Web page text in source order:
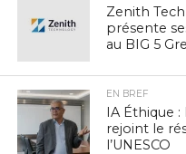
Zenith
présente
au BIG 5
EN BREF
IA Éthique
rejoint le
l’UNESCO